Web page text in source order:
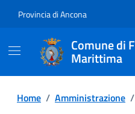
Provincia di Ancona
Comune di
Marittima
Home / Amministrazione /